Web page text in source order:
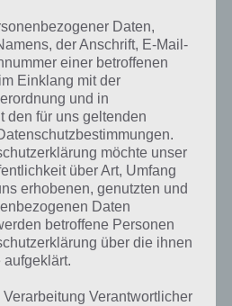
ist es sinnvoll mit den
Personen anzugreifen, denn
nutzlos
noch Items einsetzen, die du
oder in der Werkstatt herstellen
solltest, haben wir in einem späteren
Survival noch aufgelistet.
Daten,
der Anschrift, E-Mail-
einer betroffenen
Einklang mit der
und in
den für uns geltenden
möchte unser
über Art, Umfang
erhobenen, genutzten und
Daten
betroffene Personen
über die ihnen
aufgeklärt.
Verantwortlicher